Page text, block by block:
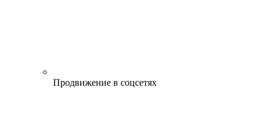
Продвижение в соцсетях